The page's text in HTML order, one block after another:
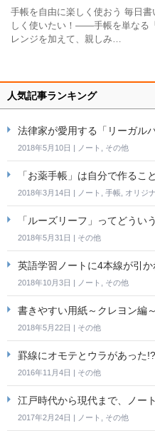
手帳を自由に楽しく使おう 毎日
しく使いたい！――手帳を単なる
レンジを加えて、親しみ…
人気記事ランキング
法律家が愛用する「リーガルパ
2018年5月10日 | ノート その他
「お薬手帳」は自分で作るこ
2018年3月14日 | ノート 手帳 オリジ
「ルーズリーフ」ってどうい
2018年5月31日 | その他
英語学習ノートに4本線が引
2018年10月3日 | ノート その他
書きやすい用紙～クレヨン編～
2018年5月22日 | その他
罫線にオモテとウラがあった!?
2016年11月4日 | その他
江戸時代から現代まで、ノー
2017年2月24日 | ノート その他